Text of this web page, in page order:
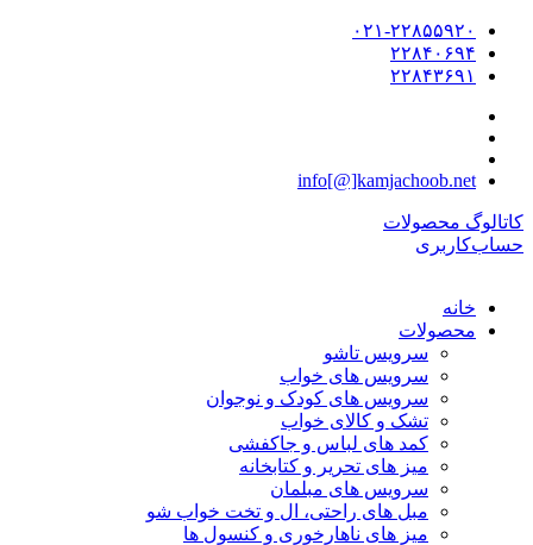
۰۲۱-۲۲۸۵۵۹۲۰
۲۲۸۴۰۶۹۴
۲۲۸۴۳۶۹۱
info[@]kamjachoob.net
کاتالوگ محصولات
حساب‌کاربری
خانه
محصولات
سرویس تاشو
سرویس های خواب
سرویس های کودک و نوجوان
تشک و کالای خواب
کمد های لباس و جاکفشی
میز های تحریر و کتابخانه
سرویس های مبلمان
مبل های راحتی، ال و تخت خواب شو
میز های ناهارخوری و کنسول ها